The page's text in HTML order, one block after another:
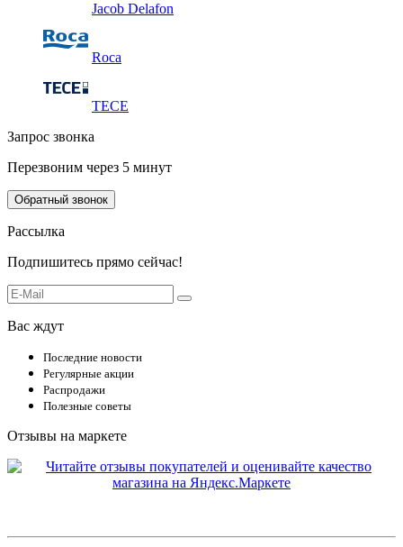
Jacob Delafon
Roca
TECE
Запрос звонка
Перезвоним через 5 минут
Обратный звонок
Рассылка
Подпишитесь прямо сейчас!
Вас ждут
Последние новости
Регулярные акции
Распродажи
Полезные советы
Отзывы на маркете